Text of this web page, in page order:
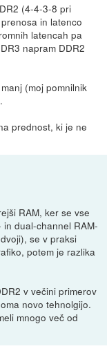
(4-4-3-8 pri
in latenco
latencah pa
napram DDR2
(moj pomnilnik
prednost, ki je ne
RAM, ker se vse
dual-channel RAM-
se v praksi
potem je razlika
v večini primerov
novo tehnolgijo.
mnogo več od